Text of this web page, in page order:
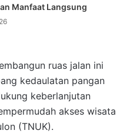
Manfaat Langsung
ruas jalan ini
kedaulatan pangan
keberlanjutan
akses wisata
(TNUK).